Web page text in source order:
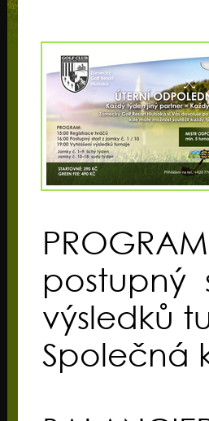
postupný
výsledků
Společná